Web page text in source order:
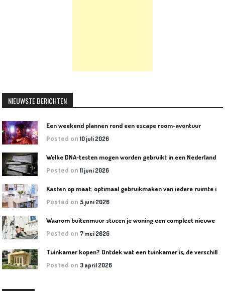
NIEUWSTE BERICHTEN
Een weekend plannen rond een escape room-avontuur
Posted on10 juli 2026
Posted on11 juni 2026
Posted on 5 juni 2026
Posted on 7 mei 2026
Posted on 3 april 2026